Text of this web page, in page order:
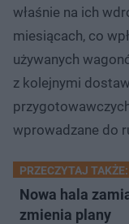
właśnie na ich
miesiącach, co
używanych
z kolejnymi
wprowadzane do
PRZECZYTAJ TAKŻE:
Nowa hala
zmienia plany